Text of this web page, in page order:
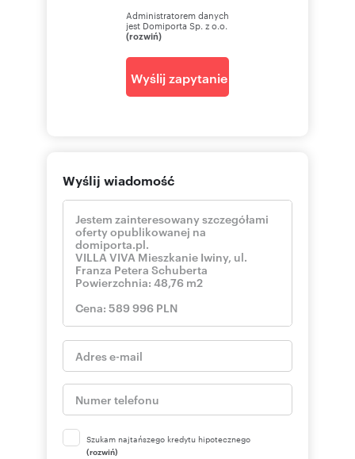
Administratorem danych
jest Domiporta Sp. z o.o.
(rozwiń)
Wyślij zapytanie
Wyślij wiadomość
Szukam najtańszego kredytu hipotecznego
(rozwiń)